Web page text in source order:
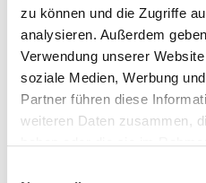
zu können und die Zugriffe
analysieren. Außerdem
Verwendung unserer
soziale Medien, Werbung
Partner führen diese
weiteren Daten zusammen,
haben oder die sie im
Der Prozess des
Schreibens kann
Wissen eine große
darstellen. Jedoch,
denTechniken und
Kurses, wird die